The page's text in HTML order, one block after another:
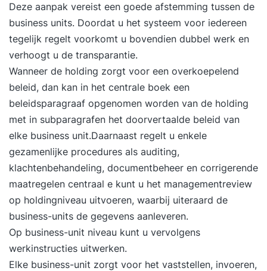
Deze aanpak vereist een goede afstemming tussen de
business units. Doordat u het systeem voor iedereen
tegelijk regelt voorkomt u bovendien dubbel werk en
verhoogt u de transparantie.
Wanneer de holding zorgt voor een overkoepelend
beleid, dan kan in het centrale boek een
beleidsparagraaf opgenomen worden van de holding
met in subparagrafen het doorvertaalde beleid van
elke business unit.Daarnaast regelt u enkele
gezamenlijke procedures als auditing,
klachtenbehandeling, documentbeheer en corrigerende
maatregelen centraal e kunt u het managementreview
op holdingniveau uitvoeren, waarbij uiteraard de
business-units de gegevens aanleveren.
Op business-unit niveau kunt u vervolgens
werkinstructies uitwerken.
Elke business-unit zorgt voor het vaststellen, invoeren,